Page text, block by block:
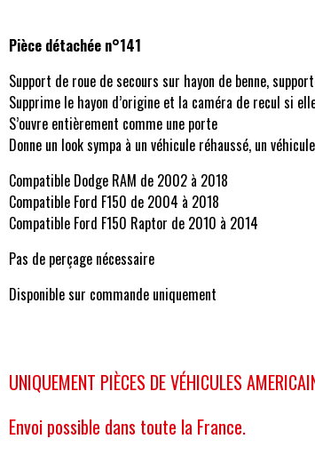
Pièce détachée n°141
Support de roue de secours sur hayon de benne,
Supprime le hayon d’origine et la caméra de recul si
S’ouvre entièrement comme une porte
Donne un look sympa à un véhicule réhaussé, un
Compatible Dodge RAM de 2002 à 2018
Compatible Ford F150 de 2004 à 2018
Compatible Ford F150 Raptor de 2010 à 2014
Pas de perçage nécessaire
Disponible sur commande uniquement
UNIQUEMENT PIÈCES DE VÉHICULES
Envoi possible dans toute la France.